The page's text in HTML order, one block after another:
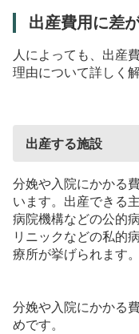
出産費用に差
人によっても、出産
理由について詳しく
出産する施設
分娩や入院にかかる
います。出産できる
病院機構などの公的
リニックなどの私的
療所が挙げられます。
分娩や入院にかかる
めです。